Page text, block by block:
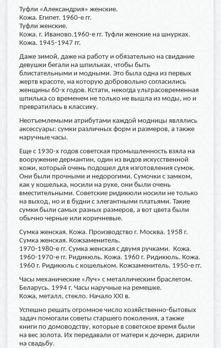
Туфли «Александрия» женские.
Кожа. Египет. 1960-е гг.
Туфли женские.
Кожа. г. Иваново.1960-е гг. Туфли женские на шнурках.
Кожа. 1945-1947 гг.
Даже зимой, даже на работу и обязательно на свидание
девушки бегали на шпильках, чтобы быть
блистательными и модными. Это была одна из первых
жертв красоте, на которую добровольно согласились
женщины 60-х годов. Кстати, некогда ультрасовременная
шпилька со временем не только не вышла из моды, но и
превратилась в классику.
Неотъемлемыми атрибутами каждой модницы являлись
аксессуары: сумки различных форм и размеров, а также
наручные часы.
Еще с 1930-х годов советская промышленность взяла на
вооружение дермантин, один из видов искусственной
кожи, который очень подошел для изготовления сумок.
Они были прочными и недорогими. Сумочки с замком,
как у кошелька, носили на руке, они были очень
вместительными. Советские ридикюли носили не только
на выход, но и в будни с элегантными платьями. Такие
сумки были самых разных размеров, а вот цвета были
обычно черные или коричневые.
Сумка женская. Кожа. Производство г. Москва. 1958 г.
Сумка женская. Кожзаменитель.
1970-1980-е гг. Сумка женская с двумя ручками. Кожа.
1960-1970-е гг. Ридикюль. Кожа. 1960 г. Ридикюль. Кожа.
1960 г. Ридикюль с кошельком. Кожзаменитель. 1950-е гг.
Часы механические «Луч» с металлическим браслетом.
Беларусь. 1994 г. Часы наручные на ремешке.
Кожа, металл, стекло. Начало XXI в.
Успешно решать огромное число хозяйственно-бытовых
задач помогали советы старшего поколения, а также
книги по домоводству, которые в советское время были
на вес золота. Их передавали от матери к дочери, дарили
на свадьбу.